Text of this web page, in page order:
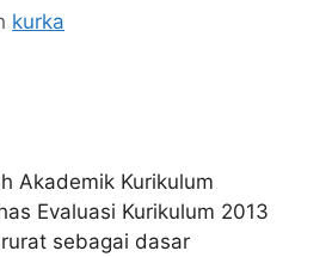
kurka
Akademik Kurikulum
Evaluasi Kurikulum 2013
sebagai dasar